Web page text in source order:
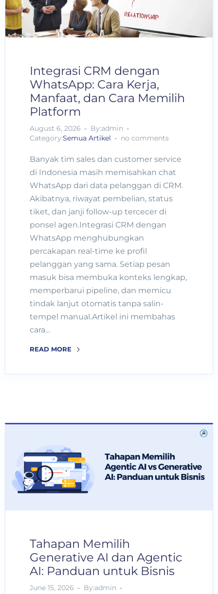
Integrasi CRM dengan
WhatsApp: Cara Kerja,
Manfaat, dan Cara Memilih
Platform
August 6, 2026
By:admin
Category:Semua Artikel no comments
Banyak tim sales dan customer service
di Indonesia masih memisahkan chat
WhatsApp dari data pelanggan di CRM.
Akibatnya, riwayat pembelian, status
tiket, dan janji follow-up tercecer di
ponsel agen.Integrasi CRM dengan
WhatsApp menghubungkan
percakapan real-time ke profil
pelanggan yang sama. Setiap pesan
masuk bisa membuka konteks lengkap,
memperbarui pipeline, dan memicu
tindak lanjut otomatis tanpa salin-
tempel manual.Artikel ini membahas
cara…
READ MORE
Tahapan Memilih
Generative AI dan Agentic
AI: Panduan untuk Bisnis
June 15, 2026
By:admin